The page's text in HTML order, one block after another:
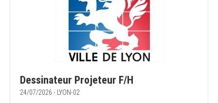
Dessinateur Projeteur F/H
24/07/2026 - LYON-02